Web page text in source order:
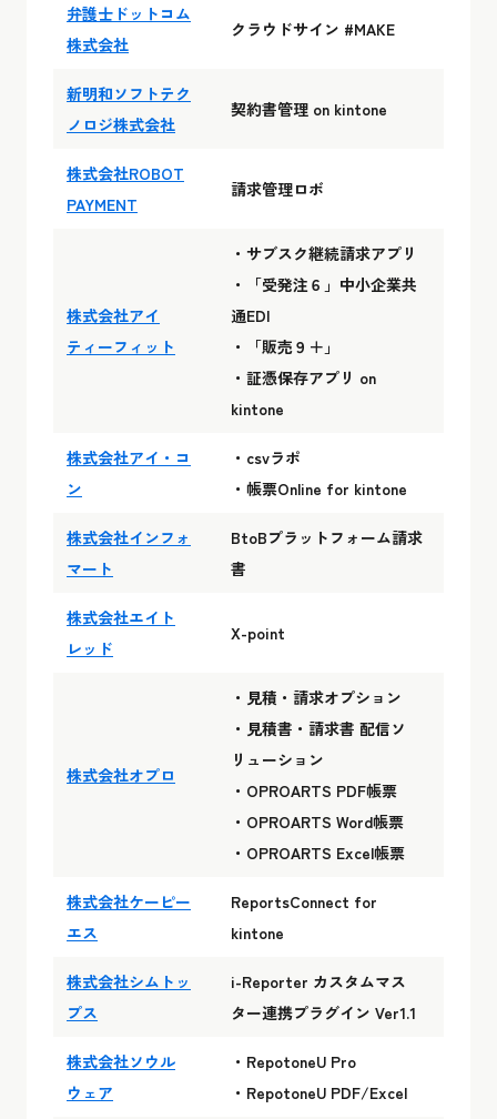
弁護士ドットコム
株式会社
クラウドサイン #MAKE
新明和ソフトテク
ノロジ株式会社
契約書管理 on kintone
株式会社ROBOT
PAYMENT
請求管理ロボ
株式会社アイ
ティーフィット
・サブスク継続請求アプリ
・「受発注６」中小企業共
通EDI
・「販売９＋」
・証憑保存アプリ on
kintone
株式会社アイ・コ
ン
・csvラポ
・帳票Online for kintone
株式会社インフォ
マート
BtoBプラットフォーム請求
書
株式会社エイト
レッド
X-point
株式会社オプロ
・見積・請求オプション
・見積書・請求書 配信ソ
リューション
・OPROARTS PDF帳票
・OPROARTS Word帳票
・OPROARTS Excel帳票
株式会社ケーピー
エス
ReportsConnect for
kintone
株式会社シムトッ
プス
i-Reporter カスタムマス
ター連携プラグイン Ver1.1
株式会社ソウル
ウェア
・RepotoneU Pro
・RepotoneU PDF/Excel